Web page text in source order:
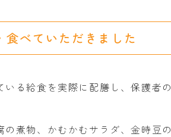
べていただきました
る給食を実際に配膳し、保護者
煮物、かむかむサラダ、金時豆